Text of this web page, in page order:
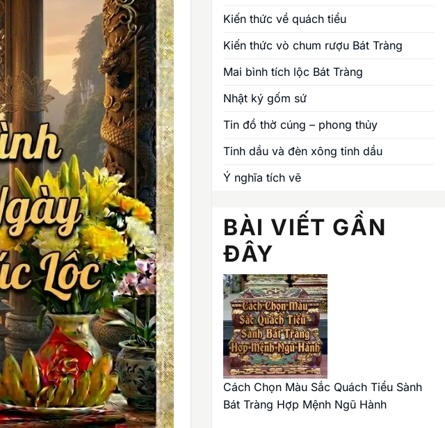
Kiến thức về quách tiểu
Kiến thức vò chum rượu Bát Tràng
Mai bình tích lộc Bát Tràng
Nhật ký gốm sứ
Tin đồ thờ cúng – phong thủy
Tinh dầu và đèn xông tinh dầu
Ý nghĩa tích vẽ
BÀI VIẾT GẦN
ĐÂY
Cách Chọn Màu Sắc Quách Tiểu Sành
Bát Tràng Hợp Mệnh Ngũ Hành